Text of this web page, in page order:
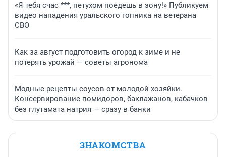
«Я тебя счас ***, петухом поедешь в зону!» Публикуем
видео нападения уральского гопника на ветерана
СВО
Как за август подготовить огород к зиме и не
потерять урожай — советы агронома
Модные рецепты соусов от молодой хозяйки.
Консервирование помидоров, баклажанов, кабачков
без глутамата натрия — сразу в банки
ЗНАКОМСТВА